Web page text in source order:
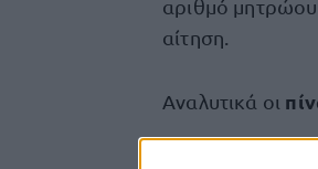
αριθμό
αίτηση.
Αναλυτικά οι